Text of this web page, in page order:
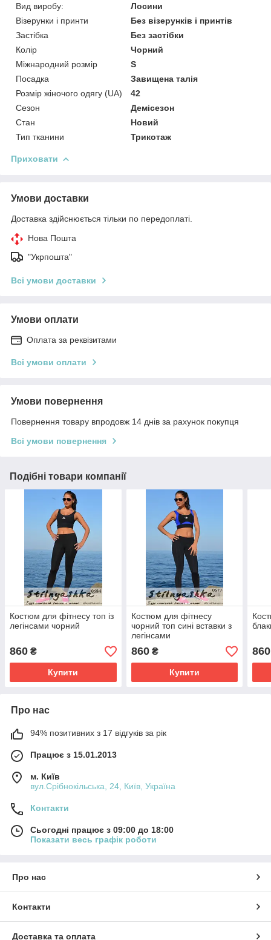
Вид виробу:
Лосини
Візерунки і принти
Без візерунків і принтів
Застібка
Без застібки
Колір
Чорний
Міжнародний розмір
S
Посадка
Завищена талія
Розмір жіночого одягу (UA)
42
Сезон
Демісезон
Стан
Новий
Тип тканини
Трикотаж
Приховати
Умови доставки
Доставка здійснюється тільки по передоплаті.
Нова Пошта
"Укрпошта"
Всі умови доставки
Умови оплати
Оплата за реквізитами
Всі умови оплати
Умови повернення
Повернення товару впродовж 14 днів за рахунок покупця
Всі умови повернення
Подібні товари компанії
Костюм для фітнесу топ із
легінсами чорний
860 ₴
Купити
Костюм для фітнесу
чорний топ сині вставки з
легінсами
860₴
Купити
860
Про нас
94% позитивних з 17 відгуків за рік
Працює з 15.01.2013
м. Київ
вул.Срібнокільська, 24, Київ, Україна
Контакти
Сьогодні працює з 09:00 до 18:00
Показати весь графік роботи
Про нас
Контакти
Доставка та оплата